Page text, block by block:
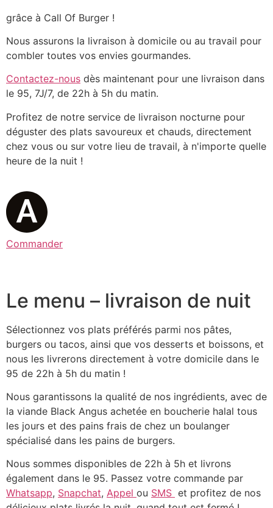
grâce à Call Of Burger !
Nous assurons la livraison à domicile ou au travail pour
combler toutes vos envies gourmandes.
Contactez-nous dès maintenant pour une livraison dans
le 95, 7J/7, de 22h à 5h du matin.
Profitez de notre service de livraison nocturne pour
déguster des plats savoureux et chauds, directement
chez vous ou sur votre lieu de travail, à n'importe quelle
heure de la nuit !
Commander
Le menu – livraison de nuit
Sélectionnez vos plats préférés parmi nos pâtes,
burgers ou tacos, ainsi que vos desserts et boissons, et
nous les livrerons directement à votre domicile dans le
95 de 22h à 5h du matin !
Nous garantissons la qualité de nos ingrédients, avec de
la viande Black Angus achetée en boucherie halal tous
les jours et des pains frais de chez un boulanger
spécialisé dans les pains de burgers.
Nous sommes disponibles de 22h à 5h et livrons
également dans le 95. Passez votre commande par
Whatsapp, Snapchat, Appel ou SMS et profitez de nos